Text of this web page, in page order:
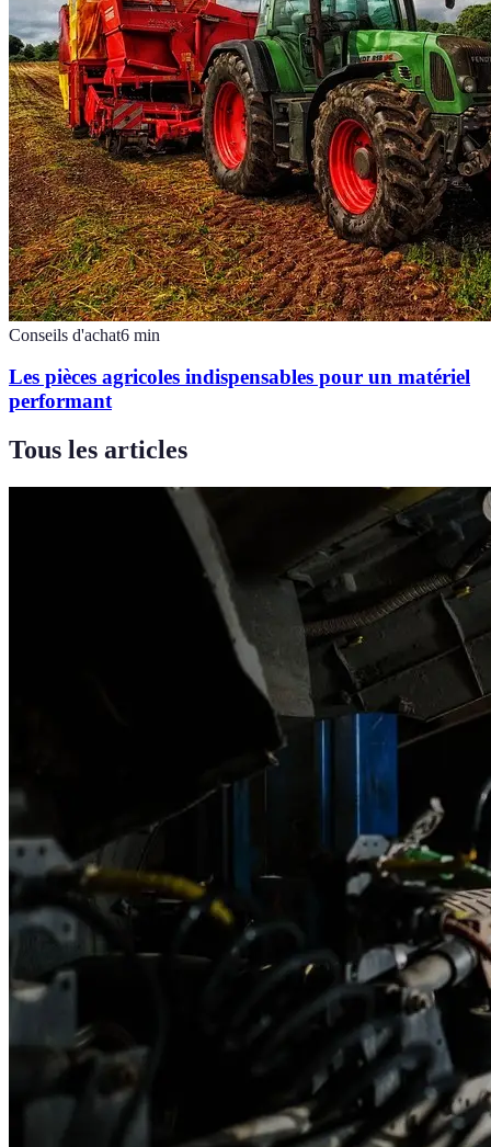
Conseils d'achat6 min
Les pièces agricoles indispensables pour un matériel
performant
Tous les articles